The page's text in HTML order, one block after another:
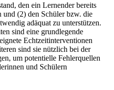
den ein Lernender bereits
und (2) den Schüler bzw. die
adäquat zu unterstützen.
sind eine grundlegende
Echtzeitinterventionen
sind sie nützlich bei der
um potentielle Fehlerquellen
und Schülern